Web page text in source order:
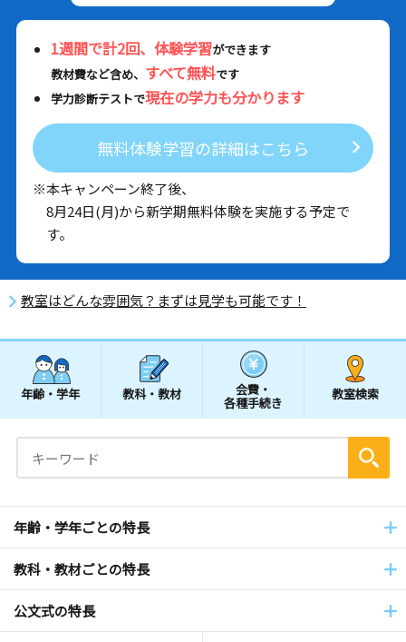
1週間で計2回、体験学習ができます
教材費など含め、 すべて無料です
学力診断テストで現在の学力も分かります
無料体験学習の詳細はこちら
※本キャンペーン終了後、
8月24日(月)から新学期無料体験を実施する予定で
す。
教室はどんな雰囲気？まずは見学も可能です！
年齢・学年 教科・教材 会費・
各種手続き
教室検索
年齢・学年ごとの特長
教科・教材ごとの特長
公文式の特長